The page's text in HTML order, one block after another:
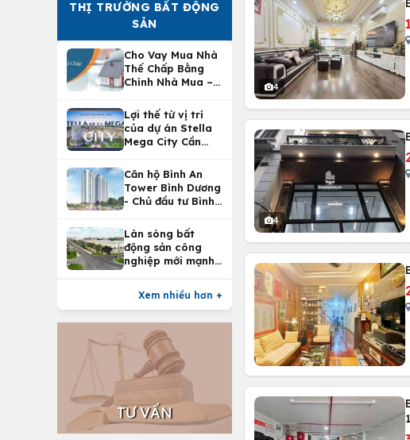
THỊ TRƯỜNG BẤT ĐỘNG
SẢN
Cho Vay Mua Nhà
Thế Chấp Bằng
Chính Nhà Mua –
Nhà Tại
Vietcombank
Lợi thế từ vị trí
của dự án Stella
Mega City Cần
Căn hộ Bình An
Tower Bình Dương
- Chủ đầu tư Bình
Làn sóng bất
động sản công
nghiệp mới mạnh
Xem nhiều hơn +
TƯ VẤN
4
4